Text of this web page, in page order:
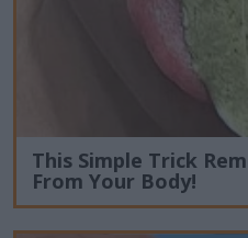
This Simple Trick
From Your Body!